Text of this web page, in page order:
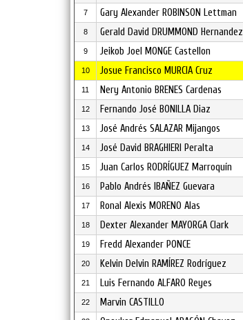
7 Gary Alexander ROBINSON Lettman
8 Gerald David DRUMMOND Hernandez
9 Jeikob Joel MONGE Castellon
10 Josue Francisco MURCIA Cruz
11 Nery Antonio BRENES Cardenas
12 Fernando José BONILLA Diaz
13 José Andrés SALAZAR Mijangos
14 José David BRAGHIERI Peralta
15 Juan Carlos RODRÍGUEZ Marroquín
16 Pablo Andrés IBAÑEZ Guevara
17 Ronal Alexis MORENO Alas
18 Dexter Alexander MAYORGA Clark
19 Fredd Alexander PONCE
20 Kelvin Delvin RAMÍREZ Rodríguez
21 Luis Fernando ALFARO Reyes
22 Marvin CASTILLO